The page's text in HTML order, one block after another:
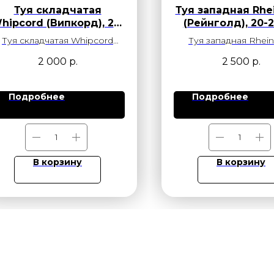
Туя складчатая
(Випкорд), 20-
25 см, С3, Ер
Туя складчатая Whipcord
сорт туи с необычной,
тонкими, свисающими
побегами, напоминающими
"хлысты". Этот сорт
ростом и очень
декоративным видом, что
делает его жемчужиной в
любом саду.
2 000 р.
Подробнее
В корзину
Туя западная
(Рейнголд), 20-
С2.5
Туя западная
хвойное растение с
окраской хвои,
цвет круглый год.
контейнере (20-25
системой, готов к
любое время
Отличный выбор для
изгороди,
групповых
2 500 р.
Подробнее
В корзину